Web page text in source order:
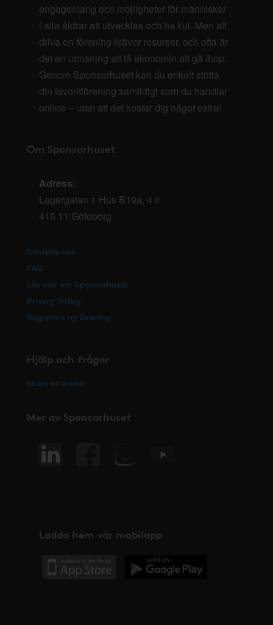
engagemang och möjligheter för människor
i alla åldrar att utvecklas och ha kul. Men att
driva en förening kräver resurser, och ofta är
det en utmaning att få ekonomin att gå ihop.
Genom Sponsorhuset kan du enkelt stötta
din favoritförening samtidigt som du handlar
online – utan att det kostar dig något extra!
Om Sponsorhuset
Adress:
Lagergatan 1 Hus B19a, 4 tr
415 11 Göteborg
Kontakta oss
FAQ
Läs mer om Sponsorhuset
Privacy Policy
Registrera ny förening
Hjälp och frågor
Skapa ett ärende
Mer av Sponsorhuset
Ladda hem vår mobilapp